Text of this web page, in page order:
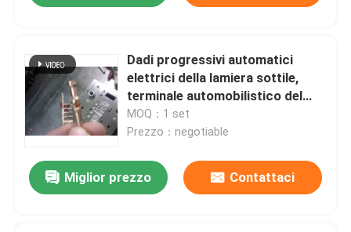
Dadi progressivi automatici
elettrici della lamiera sottile,
terminale automobilistico del
connettore degli stampi di piega
del metallo
MOQ：1 set
Prezzo：negotiable
Miglior prezzo Contattaci